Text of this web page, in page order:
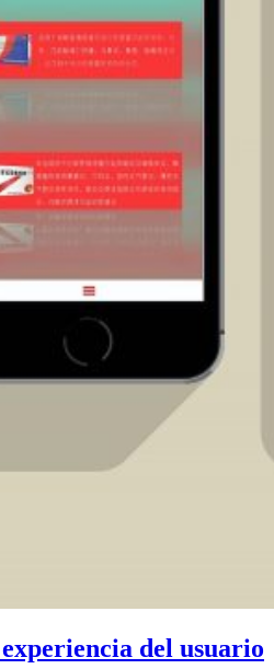
del usuario